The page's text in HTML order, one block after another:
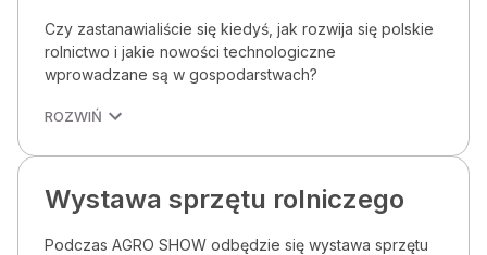
Czy zastanawialiście się kiedyś, jak rozwija się polskie
rolnictwo i jakie nowości technologiczne
wprowadzane są w gospodarstwach?
ROZWIŃ
Wystawa sprzętu rolniczego
Podczas AGRO SHOW odbędzie się wystawa sprzętu